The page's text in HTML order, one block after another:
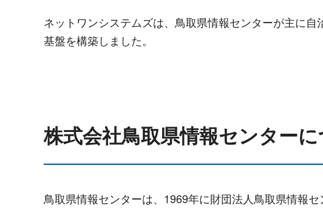
ネットワンシステムズは、鳥取県情報センターが主に
基盤を構築しました。
株式会社鳥取県情報センター
鳥取県情報センターは、1969年に財団法人鳥取県情報